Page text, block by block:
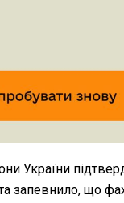
України
запевнило, що